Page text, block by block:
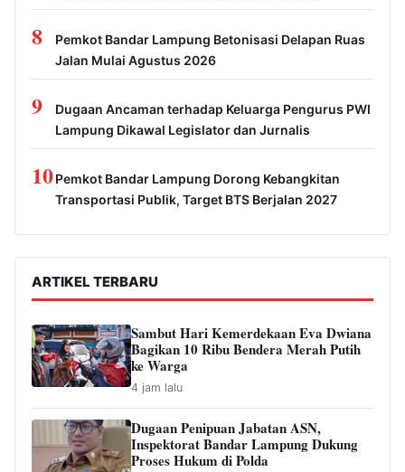
8
Pemkot Bandar Lampung Betonisasi Delapan Ruas
Jalan Mulai Agustus 2026
9
Dugaan Ancaman terhadap Keluarga Pengurus PWI
Lampung Dikawal Legislator dan Jurnalis
10Pemkot Bandar Lampung Dorong Kebangkitan
Transportasi Publik, Target BTS Berjalan 2027
ARTIKEL TERBARU
Sambut Hari Kemerdekaan Eva Dwiana
Bagikan 10 Ribu Bendera Merah Putih
ke Warga
4 jam lalu
Dugaan Penipuan Jabatan ASN,
Inspektorat Bandar Lampung Dukung
Proses Hukum di Polda